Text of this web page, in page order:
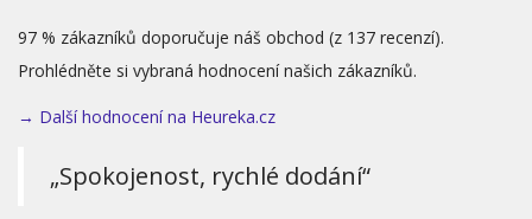
97 % zákazníků doporučuje náš obchod (z 137 recenzí).
Prohlédněte si vybraná hodnocení našich zákazníků.
→ Další hodnocení na Heureka.cz
„Spokojenost, rychlé dodání“